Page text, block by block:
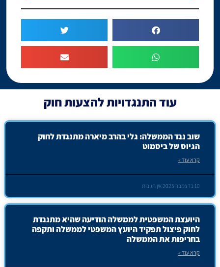
עודהתנגדויות להצעות חוק
שוב נגד הממשלה: גלי בהרב מיארה מתנגדת לחוק
הגיוס של ביסמוט
קרא עוד »
10 בדצמבר 2025 אין תגובות
היועצת המשפטית לממשלה הודיעה שהיא מתנגדת
לחוק פיצול תפקיד היועץ המשפטי לממשלה ותקפה
בחריפות את הממשלה
קרא עוד »